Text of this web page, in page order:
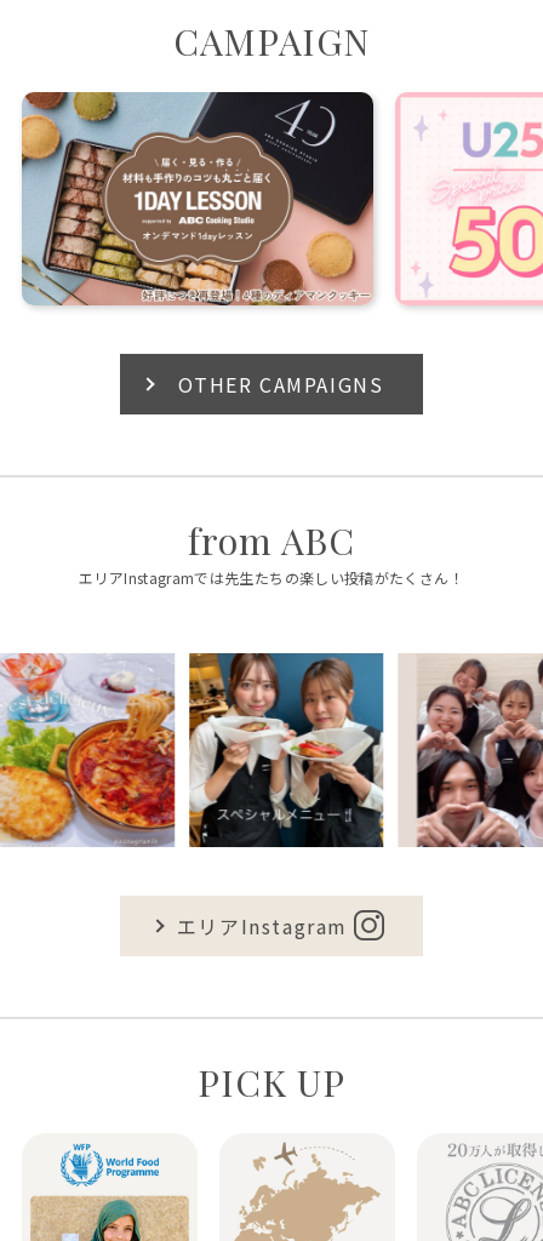
CAMPAIGN
OTHER CAMPAIGNS
from ABC
エリアInstagramでは先生たちの楽しい投稿がたくさん！
エリアInstagram
PICK UP